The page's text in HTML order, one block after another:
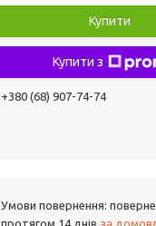
Купити
Купити з
+380 (68) 907-74-74
протягом 14 днів за